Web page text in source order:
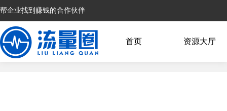
帮企业找到赚钱的合作伙伴
首页 资源大厅